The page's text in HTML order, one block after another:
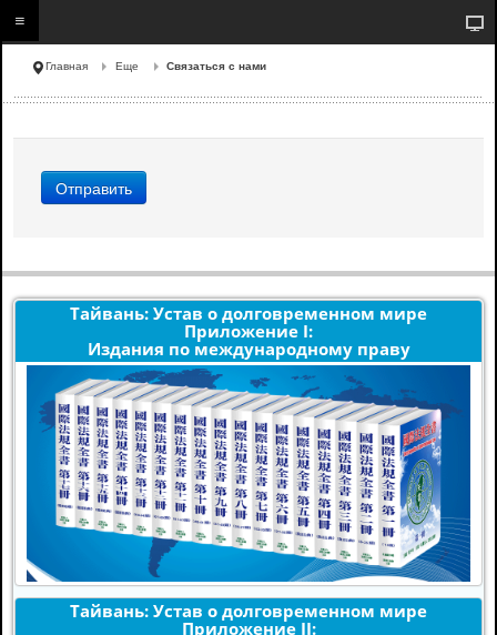
Главная Еще Связаться с нами
Отправить
Тайвань: Устав о долговременном мире
Приложение I:
Издания по международному праву
Тайвань: Устав о долговременном мире
Приложение II: